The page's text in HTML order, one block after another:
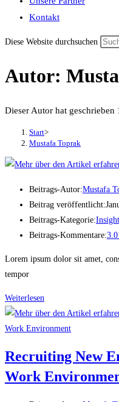
Kontakt
Diese Website durchsuchen
Autor:
Dieser Autor hat geschrieben
Start>
Mustafa Toprak
Beitrags-Autor:Mustafa
Beitrag veröffentlicht:
Beitrags-Kategorie:
Beitrags-Kommentare:
Lorem ipsum dolor sit amet,
tempor
Weiterlesen
Recruiting New
Work